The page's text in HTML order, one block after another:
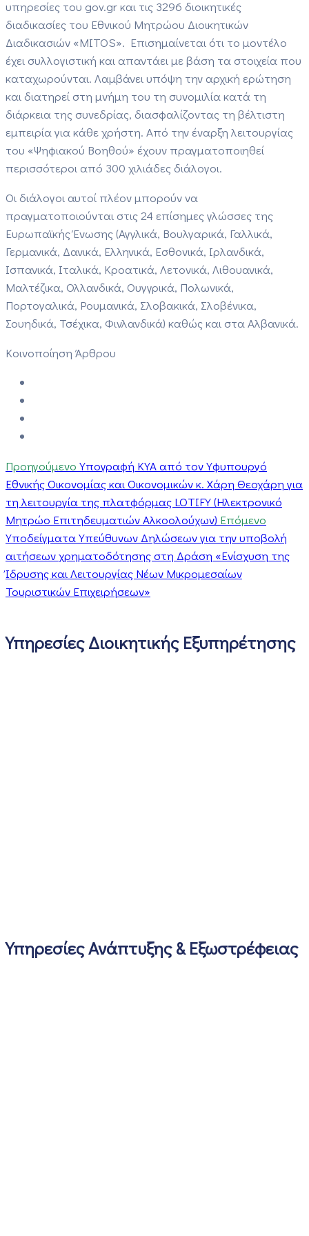
υπηρεσίες του gov.gr και τις 3296 διοικητικές
διαδικασίες του Εθνικού Μητρώου Διοικητικών
Διαδικασιών «MITOS». Επισημαίνεται ότι το μοντέλο
έχει συλλογιστική και απαντάει με βάση τα στοιχεία που
καταχωρούνται. Λαμβάνει υπόψη την αρχική ερώτηση
και διατηρεί στη μνήμη του τη συνομιλία κατά τη
διάρκεια της συνεδρίας, διασφαλίζοντας τη βέλτιστη
εμπειρία για κάθε χρήστη. Από την έναρξη λειτουργίας
του «Ψηφιακού Βοηθού» έχουν πραγματοποιηθεί
περισσότεροι από 300 χιλιάδες διάλογοι.
Οι διάλογοι αυτοί πλέον μπορούν να
πραγματοποιούνται στις 24 επίσημες γλώσσες της
Ευρωπαϊκής Ένωσης (Αγγλικά, Βουλγαρικά, Γαλλικά,
Γερμανικά, Δανικά, Ελληνικά, Εσθονικά, Ιρλανδικά,
Ισπανικά, Ιταλικά, Κροατικά, Λετονικά, Λιθουανικά,
Μαλτέζικα, Ολλανδικά, Ουγγρικά, Πολωνικά,
Πορτογαλικά, Ρουμανικά, Σλοβακικά, Σλοβένικα,
Σουηδικά, Τσέχικα, Φινλανδικά) καθώς και στα Αλβανικά.
Κοινοποίηση Άρθρου
Προηγούμενο Υπογραφή ΚΥΑ από τον Υφυπουργό
Εθνικής Οικονομίας και Οικονομικών κ. Χάρη Θεοχάρη για
τη λειτουργία της πλατφόρμας LOTIFY (Ηλεκτρονικό
Μητρώο Επιτηδευματιών Αλκοολούχων) Επόμενο
Υποδείγματα Υπεύθυνων Δηλώσεων για την υποβολή
αιτήσεων χρηματοδότησης στη Δράση «Ενίσχυση της
Ίδρυσης και Λειτουργίας Νέων Μικρομεσαίων
Τουριστικών Επιχειρήσεων»
Υπηρεσίες Διοικητικής Εξυπηρέτησης
Υπηρεσίες Ανάπτυξης & Εξωστρέφειας